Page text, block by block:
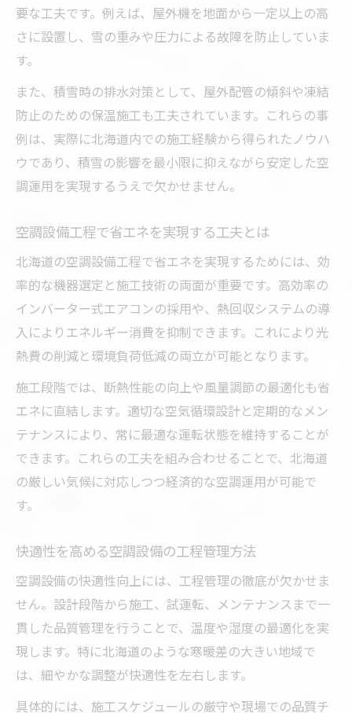
空調設備工程が建物の快適性に与える影響
空調設備工程が室内環境に及ぼす効果とは
空調設備工程による湿度・温度管理の重要
性
省エネと快適性を両立する工程設計のポイ
ント
空調設備工程の違いが快適性に与える差
要な工夫です。例えば、屋外機を地面から一定以上の高
さに設置し、雪の重みや圧力による故障を防止していま
す。
また、積雪時の排水対策として、屋外配管の傾斜や凍結
防止のための保温施工も工夫されています。これらの事
例は、実際に北海道内での施工経験から得られたノウハ
ウであり、積雪の影響を最小限に抑えながら安定した空
調運用を実現するうえで欠かせません。
空調設備工程で省エネを実現する工夫とは
北海道の空調設備工程で省エネを実現するためには、効
率的な機器選定と施工技術の両面が重要です。高効率の
インバーター式エアコンの採用や、熱回収システムの導
入によりエネルギー消費を抑制できます。これにより光
熱費の削減と環境負荷低減の両立が可能となります。
施工段階では、断熱性能の向上や風量調節の最適化も省
エネに直結します。適切な空気循環設計と定期的なメン
テナンスにより、常に最適な運転状態を維持することが
できます。これらの工夫を組み合わせることで、北海道
の厳しい気候に対応しつつ経済的な空調運用が可能で
す。
快適性を高める空調設備の工程管理方法
空調設備の快適性向上には、工程管理の徹底が欠かせま
せん。設計段階から施工、試運転、メンテナンスまで一
貫した品質管理を行うことで、温度や湿度の最適化を実
現します。特に北海道のような寒暖差の大きい地域で
は、細やかな調整が快適性を左右します。
具体的には、施工スケジュールの厳守や現場での品質チ